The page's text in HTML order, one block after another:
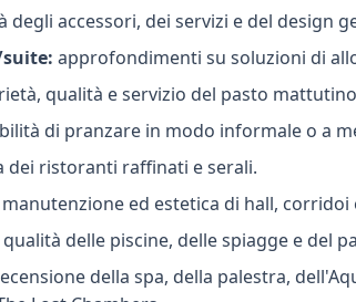
degli accessori, dei servizi e del design
approfondimenti su soluzioni di
qualità e servizio del pasto
di pranzare in modo informale o a
dei ristoranti raffinati e serali.
manutenzione ed estetica di hall, corridoi
qualità delle piscine, delle spiagge e del
della spa, della palestra,